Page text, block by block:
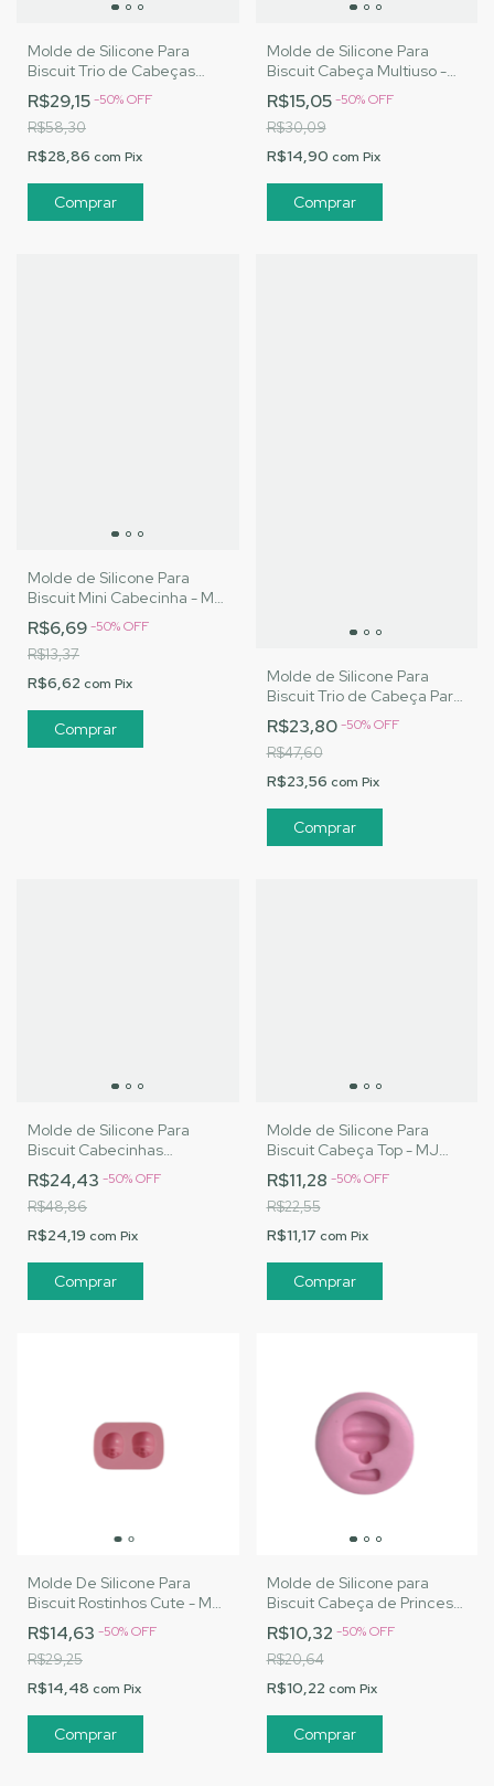
Molde de Silicone Para
Biscuit Trio de Cabeças
Halloween - MJ
Artesanatos | Cód. A018
R$29,15-50%OFF
R$58,30
R$28,86 com Pix
Molde de Silicone Para
Biscuit Cabeça Multiuso -
MJ Artesanatos |Cód. 3209
R$15,05-50%OFF
R$30,09
R$14,90 com Pix
Molde de Silicone Para
Biscuit Mini Cabecinha - MJ
Artesanatos |Cód. 3135
R$6,69-50%OFF
R$13,37
R$6,62 com Pix
Molde de Silicone Para
Biscuit Trio de Cabeça Para
Apliques - MJ Artesanatos
|Cód. 3074
R$23,80-50%OFF
R$47,60
R$23,56 com Pix
Molde de Silicone Para
Biscuit Cabecinhas
Modeladas para Aplique -
MJ Artesanatos |Cód. 3075
R$24,43 -50%OFF
R$48,86
R$24,19 com Pix
Molde de Silicone Para
Biscuit Cabeça Top - MJ
Artesanatos |Cód. 3104
R$11,28 -50%OFF
R$22,55
R$11,17 com Pix
Molde De Silicone Para
Biscuit Rostinhos Cute - MJ
Artesanatos |Cód. 2787
R$14,63 -50%OFF
R$29,25
R$14,48 com Pix
Molde de Silicone para
Biscuit Cabeça de Princesa
- MJ Artesanatos |Cód.
1467
R$10,32 -50%OFF
R$20,64
R$10,22 com Pix